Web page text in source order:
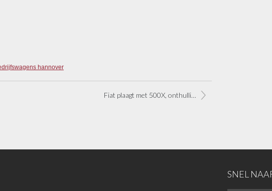
hannover
Fiat plaagt met 500X, onthulling volgende week
SNEL